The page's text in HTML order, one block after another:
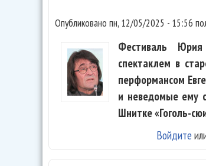
Опубликовано пн, 12/05/2025 - 15:56
Фестиваль
спектаклем в
перформансом
и неведомые ему
Шнитке «Гоголь-
Войдите